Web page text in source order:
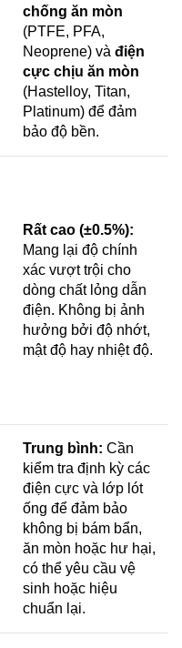
chống ăn mòn
(PTFE, PFA,
Neoprene) và điện
cực chịu ăn mòn
(Hastelloy, Titan,
Platinum) để đảm
bảo độ bền.
Rất cao (±0.5%):
Mang lại độ chính
xác vượt trội cho
dòng chất lỏng dẫn
điện. Không bị ảnh
hưởng bởi độ nhớt,
mật độ hay nhiệt độ.
Trung bình: Cần
kiểm tra định kỳ các
điện cực và lớp lót
ống để đảm bảo
không bị bám bẩn,
ăn mòn hoặc hư hại,
có thể yêu cầu vệ
sinh hoặc hiệu
chuẩn lại.